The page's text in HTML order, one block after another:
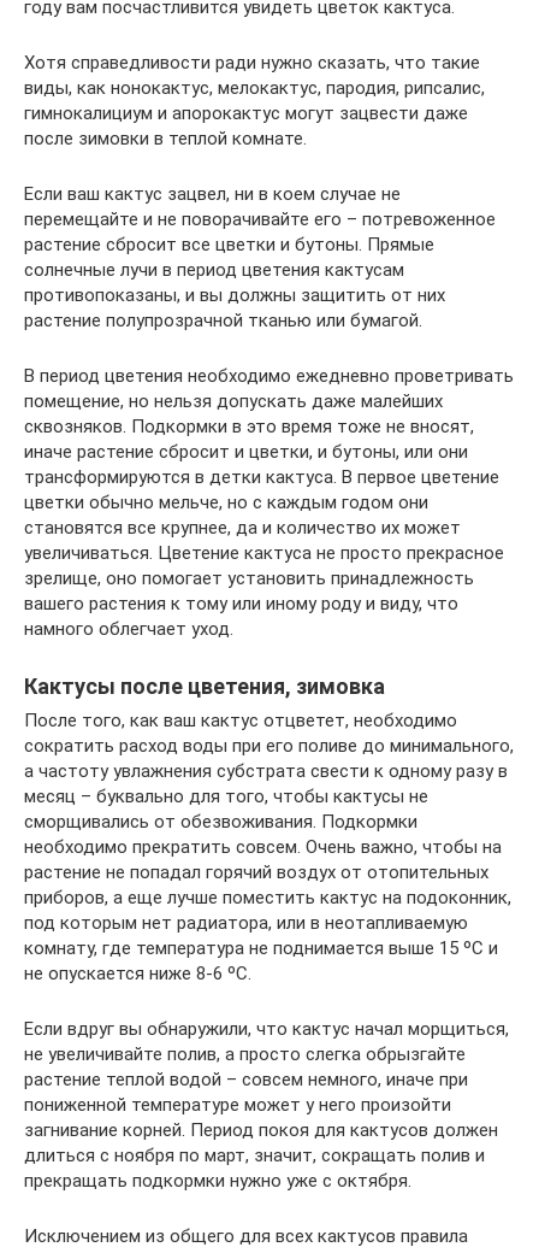
году вам посчастливится увидеть цветок кактуса.
Хотя справедливости ради нужно сказать, что такие
виды, как нонокактус, мелокактус, пародия, рипсалис,
гимнокалициум и апорокактус могут зацвести даже
после зимовки в теплой комнате.
Если ваш кактус зацвел, ни в коем случае не
перемещайте и не поворачивайте его – потревоженное
растение сбросит все цветки и бутоны. Прямые
солнечные лучи в период цветения кактусам
противопоказаны, и вы должны защитить от них
растение полупрозрачной тканью или бумагой.
В период цветения необходимо ежедневно проветривать
помещение, но нельзя допускать даже малейших
сквозняков. Подкормки в это время тоже не вносят,
иначе растение сбросит и цветки, и бутоны, или они
трансформируются в детки кактуса. В первое цветение
цветки обычно мельче, но с каждым годом они
становятся все крупнее, да и количество их может
увеличиваться. Цветение кактуса не просто прекрасное
зрелище, оно помогает установить принадлежность
вашего растения к тому или иному роду и виду, что
намного облегчает уход.
Кактусы после цветения, зимовка
После того, как ваш кактус отцветет, необходимо
сократить расход воды при его поливе до минимального,
а частоту увлажнения субстрата свести к одному разу в
месяц – буквально для того, чтобы кактусы не
сморщивались от обезвоживания. Подкормки
необходимо прекратить совсем. Очень важно, чтобы на
растение не попадал горячий воздух от отопительных
приборов, а еще лучше поместить кактус на подоконник,
под которым нет радиатора, или в неотапливаемую
комнату, где температура не поднимается выше 15 ºC и
не опускается ниже 8-6 ºC.
Если вдруг вы обнаружили, что кактус начал морщиться,
не увеличивайте полив, а просто слегка обрызгайте
растение теплой водой – совсем немного, иначе при
пониженной температуре может у него произойти
загнивание корней. Период покоя для кактусов должен
длиться с ноября по март, значит, сокращать полив и
прекращать подкормки нужно уже с октября.
Исключением из общего для всех кактусов правила